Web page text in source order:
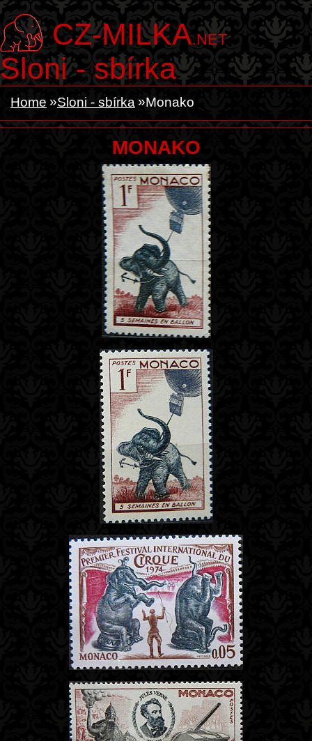
CZ-MILKA.NET
Sloni - sbírka
Home Sloni - sbírka Monako
MONAKO